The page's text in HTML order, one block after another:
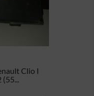
Clio I